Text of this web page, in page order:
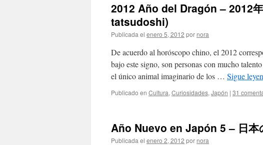
2012 Año del Dragón – 2012
tatsudoshi)
Publicada el enero 5, 2012 por nora
De acuerdo al horóscopo chino, el 2012
bajo este signo, son personas con mucho
el único animal imaginario de los … Sigue
Publicado en Cultura, Curiosidades, Japón | 31
Año Nuevo en Japón 5 – 日
Publicada el enero 2, 2012 por nora